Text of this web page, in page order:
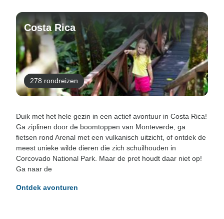
Costa Rica
278 rondreizen
Duik met het hele gezin in een actief avontuur in Costa Rica!
Ga ziplinen door de boomtoppen van Monteverde, ga
fietsen rond Arenal met een vulkanisch uitzicht, of ontdek de
meest unieke wilde dieren die zich schuilhouden in
Corcovado National Park. Maar de pret houdt daar niet op!
Ga naar de
Ontdek avonturen